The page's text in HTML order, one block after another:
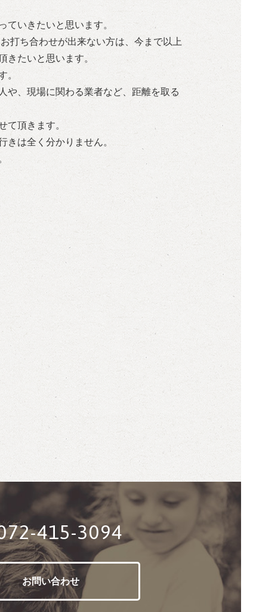
いきたいと思います。
打ち合わせが出来ない方は、今まで以上
たいと思います。
。
や、現場に関わる業者など、距離を取る
て頂きます。
は全く分かりません。
415-3094
お問い合わせ